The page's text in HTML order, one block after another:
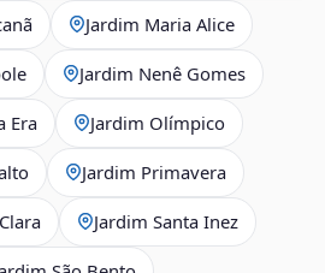
Jardim Maria Alice
Jardim Nenê Gomes
Era Jardim Olímpico
Jardim Primavera
Jardim Santa Inez